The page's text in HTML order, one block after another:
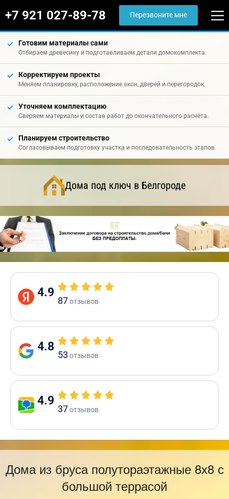
+7 921 027-89-78 Перезвоните мне
Готовим материалы сами
Отбираем древесину и подготавливаем детали домокомплекта.
Корректируем проекты
Меняем планировку, расположение окон, дверей и перегородок.
Уточняем комплектацию
Сверяем материалы и состав работ до окончательного расчёта.
Планируем строительство
Согласовываем подготовку участка и последовательность этапов.
Дома под ключ в Белгороде
4.9
87отзывов
4.8
53 отзывов
4.9
37отзывов
Дома из бруса полутораэтажные 8х8 с
большой террасой